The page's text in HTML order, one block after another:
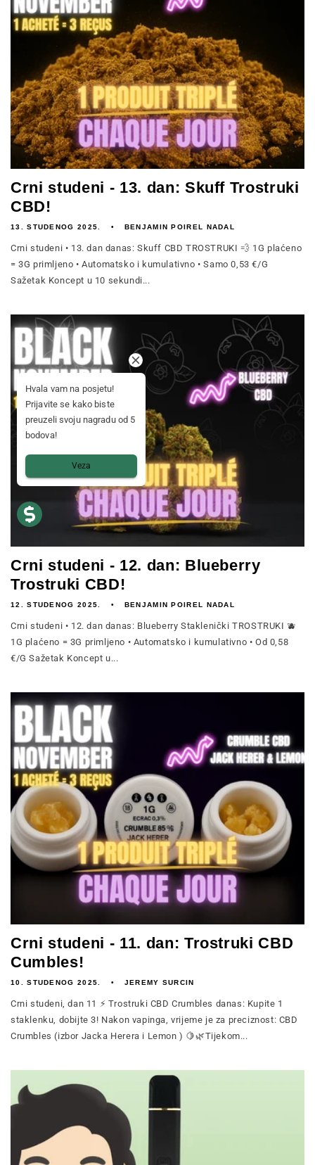
Crni studeni - 13. dan: Skuff Trostruki
CBD!
13. STUDENOG 2025. BENJAMIN POIREL NADAL
Crni studeni • 13. dan danas: Skuff CBD TROSTRUKI 💨 1G plaćeno
= 3G primljeno • Automatsko i kumulativno • Samo 0,53 €/G
Sažetak Koncept u 10 sekundi...
Crni studeni - 12. dan: Blueberry
Trostruki CBD!
12. STUDENOG 2025. BENJAMIN POIREL NADAL
Crni studeni • 12. dan danas: Blueberry Staklenički TROSTRUKI 🫐
1G plaćeno = 3G primljeno • Automatsko i kumulativno • Od 0,58
€/G Sažetak Koncept u...
Crni studeni - 11. dan: Trostruki CBD
Cumbles!
10. STUDENOG 2025. JEREMY SURCIN
Crni studeni, dan 11 ⚡ Trostruki CBD Crumbles danas: Kupite 1
staklenku, dobijte 3! Nakon vapinga, vrijeme je za preciznost: CBD
Crumbles (izbor Jacka Herera i Lemon ) 🍋🌿Tijekom...
Hvala vam na posjetu!
Prijavite se kako biste
preuzeli svoju nagradu od 5
bodova!
Veza